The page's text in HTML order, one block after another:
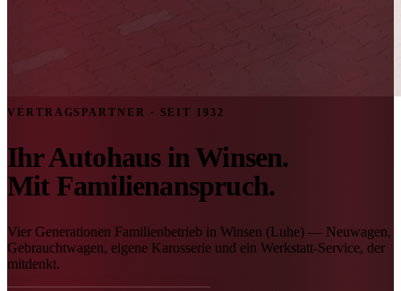
VERTRAGSPARTNER · SEIT 1932
Ihr Autohaus in Winsen.
Mit Familienanspruch.
Vier Generationen Familienbetrieb in Winsen (Luhe) — Neuwagen,
Gebrauchtwagen, eigene Karosserie und ein Werkstatt-Service, der
mitdenkt.